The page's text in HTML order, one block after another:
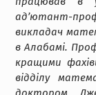
ад’ютант-
викладач
в Алабамі.
кращими
відділу